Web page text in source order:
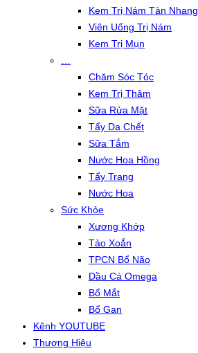
Kem Trị Nám Tàn Nhang
Viên Uống Trị Nám
Kem Trị Mụn
Chăm Sóc Tóc
Kem Trị Thâm
Sữa Rửa Mặt
Tẩy Da Chết
Sữa Tắm
Nước Hoa Hồng
Tẩy Trang
Nước Hoa
Sức Khỏe
Xương Khớp
Tảo Xoắn
TPCN Bổ Não
Dầu Cá Omega
Bổ Mắt
Bổ Gan
Kênh YOUTUBE
Thương Hiệu